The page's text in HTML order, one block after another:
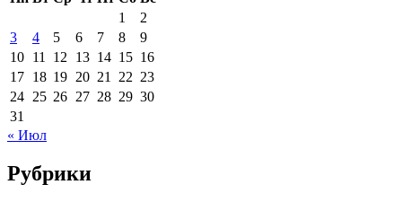
1
2
3
4 5 6 7 8
9
10 11 12 13 14 15 16
17 18 19 20 21 22 23
24 25 26 27 28 29 30
31
« Июл
Рубрики